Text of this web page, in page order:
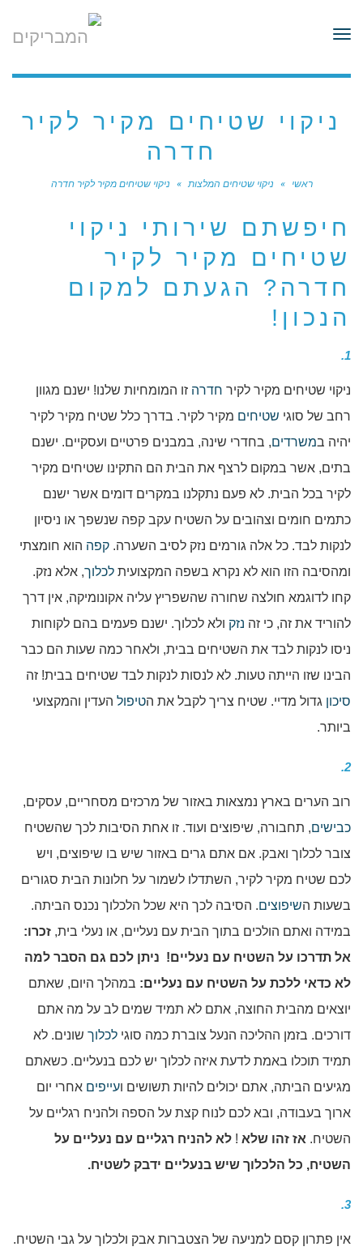
תפריט
ניקוי שטיחים מקיר לקיר
חדרה
ראשי » ניקוי שטיחים המלצות » ניקוי שטיחים מקיר לקיר חדרה
חיפשתם שירותי ניקוי
שטיחים מקיר לקיר
חדרה? הגעתם למקום
הנכון!
1.
ניקוי שטיחים מקיר לקיר חדרה זו המומחיות שלנו! ישנם מגוון
רחב של סוגי שטיחים מקיר לקיר. בדרך כלל שטיח מקיר לקיר
יהיה במשרדים, בחדרי שינה, במבנים פרטיים ועסקיים. ישנם
בתים, אשר במקום לרצף את הבית הם התקינו שטיחים מקיר
לקיר בכל הבית. לא פעם נתקלנו במקרים דומים אשר ישנם
כתמים חומים וצהובים על השטיח עקב קפה שנשפך או ניסיון
לנקות לבד. כל אלה גורמים נזק לסיב השערה. קפה הוא חומצתי
ומהסיבה הזו הוא לא נקרא בשפה המקצועית לכלוך, אלא נזק.
קחו לדוגמא חולצה שחורה שהשפריץ עליה אקונומיקה, אין דרך
להוריד את זה, כי זה נזק ולא לכלוך. ישנם פעמים בהם לקוחות
ניסו לנקות לבד את השטיחים בבית, ולאחר כמה שעות הם כבר
הבינו שזו הייתה טעות. לא לנסות לנקות לבד שטיחים בבית! זה
סיכון גדול מדיי. שטיח צריך לקבל את הטיפול העדין והמקצועי
ביותר.
2.
רוב הערים בארץ נמצאות באזור של מרכזים מסחריים, עסקים,
כבישים, תחבורה, שיפוצים ועוד. זו אחת הסיבות לכך שהשטיח
צובר לכלוך ואבק. אם אתם גרים באזור שיש בו שיפוצים, ויש
לכם שטיח מקיר לקיר, השתדלו לשמור על חלונות הבית סגורים
בשעות השיפוצים. הסיבה לכך היא שכל הלכלוך נכנס הביתה.
במידה ואתם הולכים בתוך הבית עם נעליים, או נעלי בית, זכרו:
אל תדרכו על השטיח עם נעליים! ניתן לכם גם הסבר למה
לא כדאי ללכת על השטיח עם נעליים: במהלך היום, שאתם
יוצאים מהבית החוצה, אתם לא תמיד שמים לב על מה אתם
דורכים. בזמן ההליכה הנעל צוברת כמה סוגי לכלוך שונים. לא
תמיד תוכלו באמת לדעת איזה לכלוך יש לכם בנעליים. כשאתם
מגיעים הביתה, אתם יכולים להיות תשושים ועייפים אחרי יום
ארוך בעבודה, ובא לכם לנוח קצת על הספה ולהניח רגליים על
השטיח. אז זהו שלא ! לא להניח רגליים עם נעליים על
השטיח, כל הלכלוך שיש בנעליים ידבק לשטיח.
3.
אין פתרון קסם למניעה של הצטברות אבק ולכלוך על גבי השטיח.